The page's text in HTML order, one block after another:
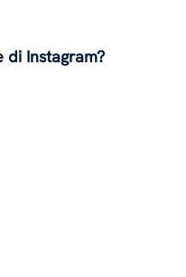
di Instagram?